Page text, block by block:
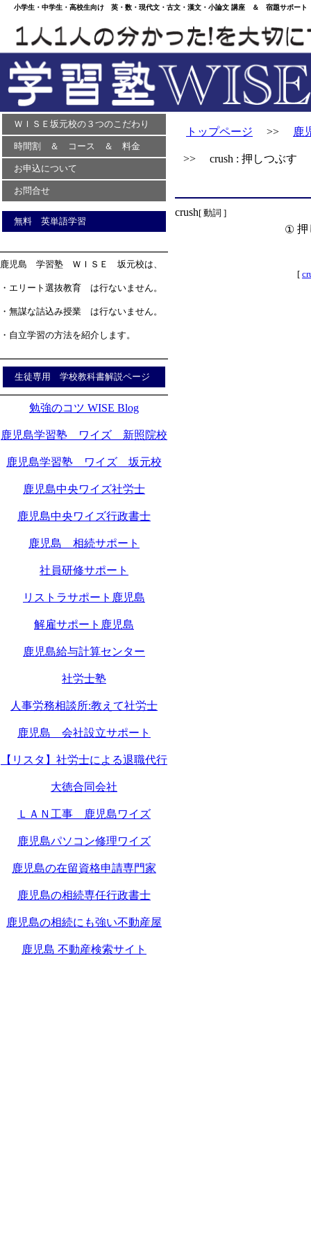
小学生・中学生・高校生向け 英・数・現代文・古文・漢文・小論文 講座 ＆ 宿題サポー
ＷＩＳＥ坂元校の３つのこだわり
時間割 ＆ コース ＆ 料金
お申込について
お問合せ
無料 英単語学習
鹿児島 学習塾 ＷＩＳＥ 坂元校は、
・エリート選抜教育 は行ないません。
・無謀な詰込み授業 は行ないません。
・自立学習の方法を紹介します。
生徒専用 学校教科書解説ページ
勉強のコツ WISE Blog
鹿児島学習塾 ワイズ 新照院校
鹿児島学習塾 ワイズ 坂元校
鹿児島中央ワイズ社労士
鹿児島中央ワイズ行政書士
鹿児島 相続サポート
社員研修サポート
リストラサポート鹿児島
解雇サポート鹿児島
鹿児島給与計算センター
社労士塾
人事労務相談所:教えて社労士
鹿児島 会社設立サポート
【リスタ】社労士による退職代行
大徳合同会社
ＬＡＮ工事 鹿児島ワイズ
鹿児島パソコン修理ワイズ
鹿児島の在留資格申請専門家
鹿児島の相続専任行政書士
鹿児島の相続にも強い不動産屋
鹿児島 不動産検索サイト
トップページ >> 鹿
>> crush : 押しつぶす
crush[ 動詞 ]
① 押
[